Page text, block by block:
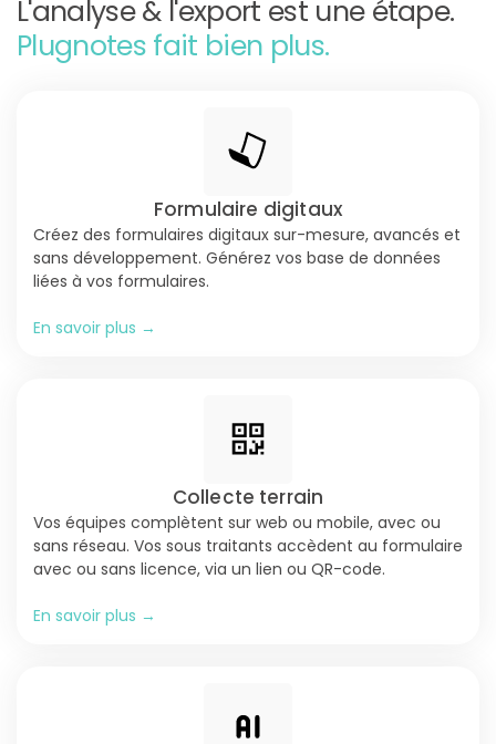
L'analyse & l'export est une étape.
Plugnotes fait bien plus.
Formulaire digitaux
Créez des formulaires digitaux sur-mesure, avancés et
sans développement. Générez vos base de données
liées à vos formulaires.
En savoir plus →
Collecte terrain
Vos équipes complètent sur web ou mobile, avec ou
sans réseau. Vos sous traitants accèdent au formulaire
avec ou sans licence, via un lien ou QR-code.
En savoir plus →